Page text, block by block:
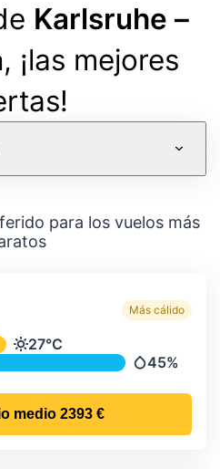
Karlsruhe –
, ¡las mejores
para los vuelos más
Más cálido
precipitación media
Temperatura
27°C
45%
medio 2393 €